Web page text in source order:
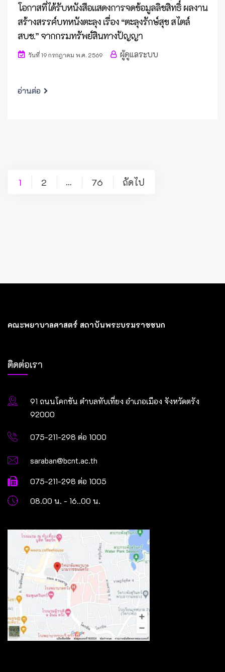
โอกาสที่ได้รับหนังสือแสดงการจดข้อมูลลิขสิทธิ์ ผลงาน
สร้างสรรค์บทหนังตะลุง เรื่อง “ตะลุงรักษ์สุข สไตล์
สบช.” จากกรมทรัพย์สินทางปัญญา
วันที่ 19 กรกฎาคม พ.ศ. 2569 ผู้ดูแลระบบ
อ่านต่อ
Posts
1 2 … 76 ถัดไป
คณะพยาบาลศาสตร์ สถาบันพระบรมราชชนก
ติดต่อเรา
91 ถนนโคกขัน ตำบลทับเที่ยง อำเภอเมือง จังหวัดตรัง
92000
075-211-298 ต่อ 1000
saraban@bcnt.ac.th
075-211-298 ต่อ 1005
08.00 น. - 16..00 น.